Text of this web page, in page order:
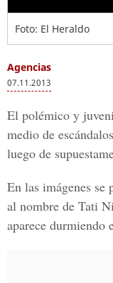
Foto: El Heraldo
Agencias
07.11.2013
El polémico y
medio de
luego de
En las imágenes se
al nombre de Tati
aparece durmiendo